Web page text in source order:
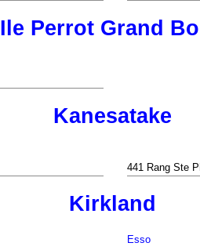
Ile Perrot Grand
Kanesatake
441 Rang Ste
Kirkland
Esso